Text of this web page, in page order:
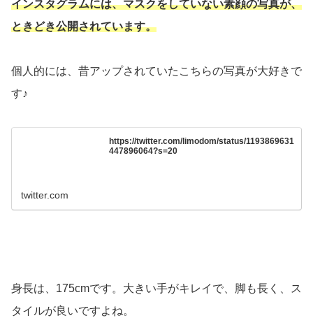
インスタグラムには、マスクをしていない素顔の写真が、
ときどき公開されています。
個人的には、昔アップされていたこちらの写真が大好きで
す♪
https://twitter.com/limodom/status/1193869631
447896064?s=20
twitter.com
身長は、175cmです。大きい手がキレイで、脚も長く、ス
タイルが良いですよね。